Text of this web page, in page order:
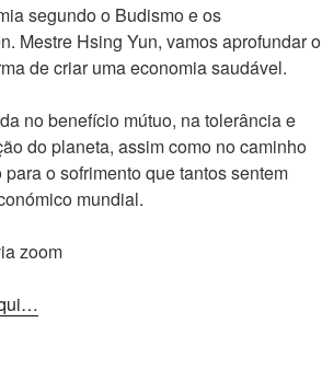
segundo o Budismo e os
Mestre Hsing Yun, vamos aprofundar o
de criar uma economia saudável.
no benefício mútuo, na tolerância e
do planeta, assim como no caminho
o sofrimento que tantos sentem
mundial.
zoom